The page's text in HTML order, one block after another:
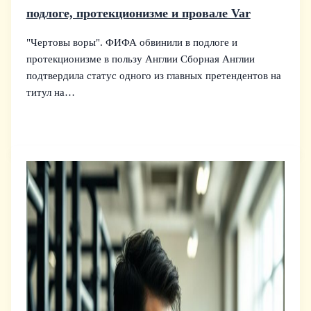
подлоге, протекционизме и провале Var
"Чертовы воры". ФИФА обвинили в подлоге и
протекционизме в пользу Англии Сборная Англии
подтвердила статус одного из главных претендентов на
титул на…